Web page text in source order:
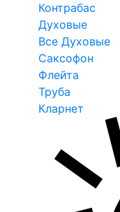
Контрабас
Духовые
Все Духовые
Саксофон
Флейта
Труба
Кларнет